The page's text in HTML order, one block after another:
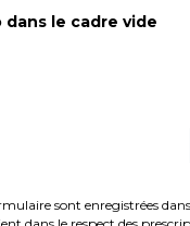
le cadre vide
sont enregistrées